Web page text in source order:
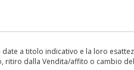
a titolo indicativo e la loro
ritiro dalla Vendita/affito o cambio